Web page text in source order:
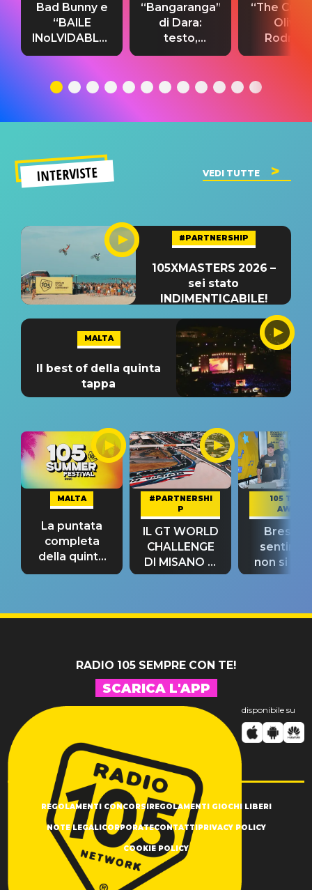
Bad Bunny e
“BAILE
INoLVIDABLE”:
testo,
significato
“Bangaranga”
di Dara:
testo,
traduzione e
del singolo
“The
Olivia
testo,
INTERVISTE VEDI TUTTE
#PARTNERSHIP
105XMASTERS 2026 –
sei stato
INDIMENTICABILE!
MALTA
Il best of della quinta
tappa
MALTA
La puntata
completa
della quinta
tappa
#PARTNERSHI
P
IL GT WORLD
CHALLENGE
DI MISANO si
riconferma
105 TAKE
AWAY
Bresh:
non si
fino alla
RADIO 105 SEMPRE CON TE!
SCARICA L'APP
disponibile su
REGOLAMENTI CONCORSI REGOLAMENTI GIOCHI LIBERI
NOTE LEGALI CORPORATECONTATTI PRIVACY POLICY
COOKIE POLICY